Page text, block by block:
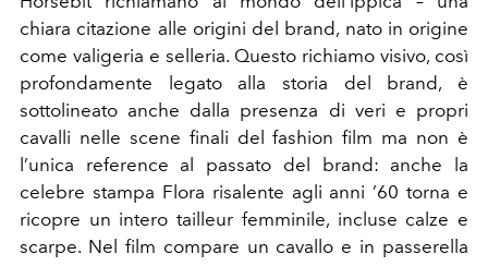
chiara citazione alle origini del brand, nato in origine
come valigeria e selleria. Questo richiamo visivo, così
profondamente legato alla storia del brand, è
sottolineato anche dalla presenza di veri e propri
cavalli nelle scene finali del fashion film ma non è
l’unica reference al passato del brand: anche la
celebre stampa Flora risalente agli anni ’60 torna e
ricopre un intero tailleur femminile, incluse calze e
scarpe. Nel film compare un cavallo e in passerella